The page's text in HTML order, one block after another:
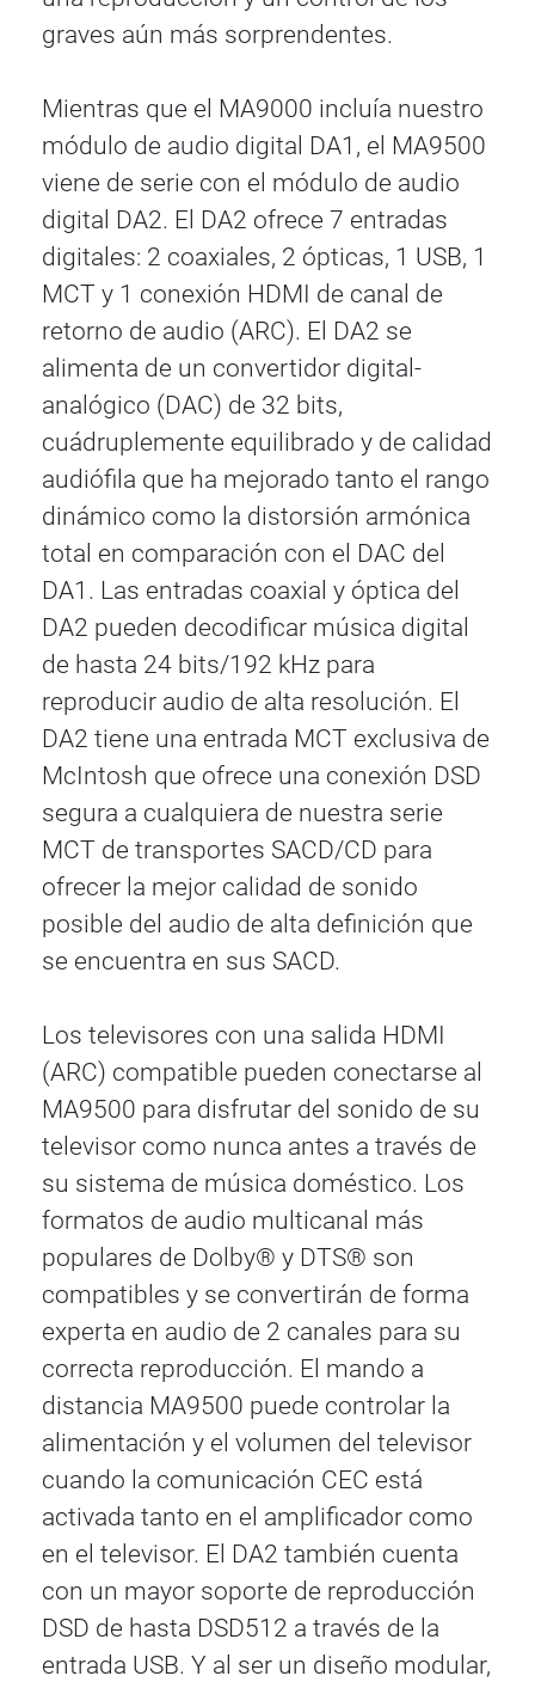
graves aún más sorprendentes.
Mientras que el MA9000 incluía nuestro
módulo de audio digital DA1, el MA9500
viene de serie con el módulo de audio
digital DA2. El DA2 ofrece 7 entradas
digitales: 2 coaxiales, 2 ópticas, 1 USB, 1
MCT y 1 conexión HDMI de canal de
retorno de audio (ARC). El DA2 se
alimenta de un convertidor digital-
analógico (DAC) de 32 bits,
cuádruplemente equilibrado y de calidad
audiófila que ha mejorado tanto el rango
dinámico como la distorsión armónica
total en comparación con el DAC del
DA1. Las entradas coaxial y óptica del
DA2 pueden decodificar música digital
de hasta 24 bits/192 kHz para
reproducir audio de alta resolución. El
DA2 tiene una entrada MCT exclusiva de
McIntosh que ofrece una conexión DSD
segura a cualquiera de nuestra serie
MCT de transportes SACD/CD para
ofrecer la mejor calidad de sonido
posible del audio de alta definición que
se encuentra en sus SACD.
Los televisores con una salida HDMI
(ARC) compatible pueden conectarse al
MA9500 para disfrutar del sonido de su
televisor como nunca antes a través de
su sistema de música doméstico. Los
formatos de audio multicanal más
populares de Dolby® y DTS® son
compatibles y se convertirán de forma
experta en audio de 2 canales para su
correcta reproducción. El mando a
distancia MA9500 puede controlar la
alimentación y el volumen del televisor
cuando la comunicación CEC está
activada tanto en el amplificador como
en el televisor. El DA2 también cuenta
con un mayor soporte de reproducción
DSD de hasta DSD512 a través de la
entrada USB. Y al ser un diseño modular,